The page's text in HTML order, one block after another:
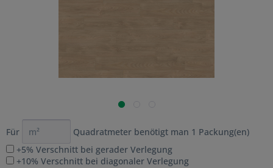
Für Quadratmeter benötigt man 1 Packung(en)
+5% Verschnitt bei gerader Verlegung
+10% Verschnitt bei diagonaler Verlegung